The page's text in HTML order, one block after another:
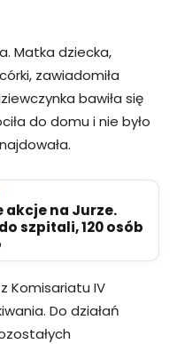
Matka dziecka,
zawiadomiła
bawiła się
do domu i nie było
akcje na Jurze.
szpitali, 120 osób
Komisariatu IV
Do działań